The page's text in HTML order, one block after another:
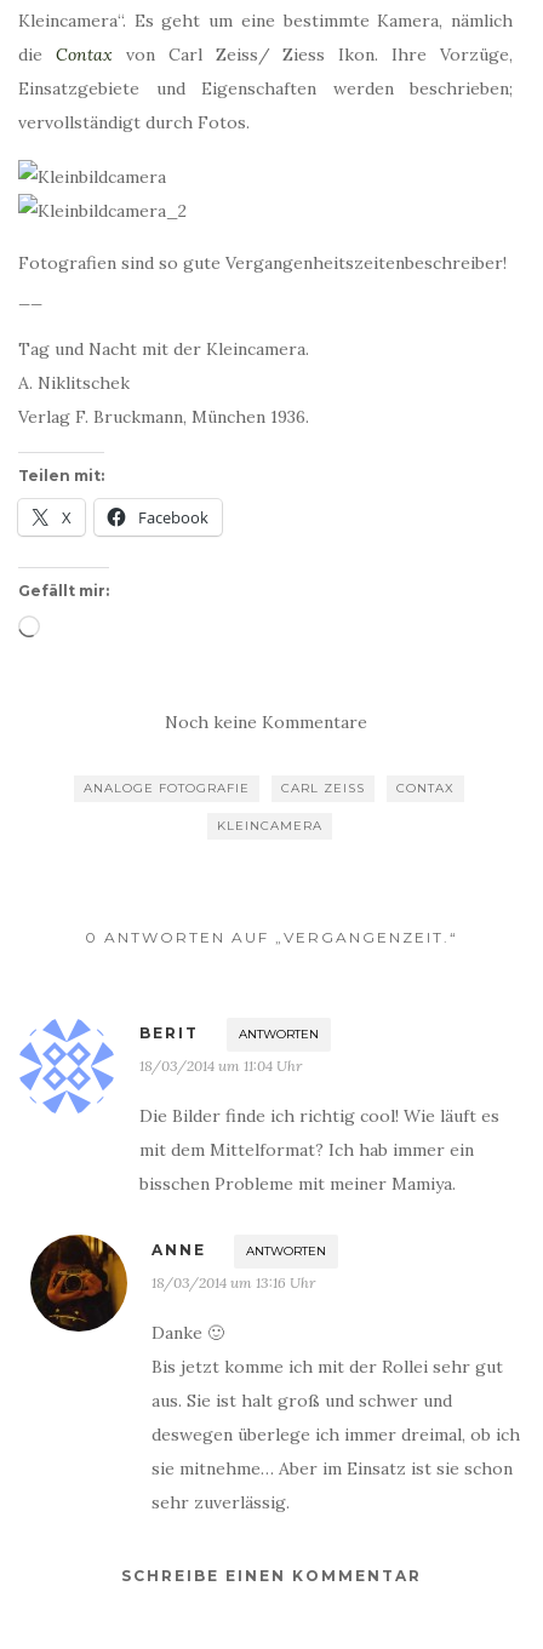
Kleincamera“. Es geht um eine bestimmte Kamera, nämlich
die Contax von Carl Zeiss/ Ziess Ikon. Ihre Vorzüge,
Einsatzgebiete und Eigenschaften werden beschrieben;
vervollständigt durch Fotos.
Fotografien sind so gute Vergangenheitszeitenbeschreiber!
Tag und Nacht mit der Kleincamera.
A. Niklitschek
Verlag F. Bruckmann, München 1936.
Teilen mit:
X Facebook
Gefällt mir:
Wird
Noch keine Kommentare
ANALOGE FOTOGRAFIE CARL ZEISS CONTAX
KLEINCAMERA
0 ANTWORTEN AUF „VERGANGENZEIT.“
BERIT ANTWORTEN
18/03/2014 um 11:04 Uhr
Die Bilder finde ich richtig cool! Wie läuft es
mit dem Mittelformat? Ich hab immer ein
bisschen Probleme mit meiner Mamiya.
ANNE ANTWORTEN
18/03/2014 um 13:16 Uhr
Danke 🙂
Bis jetzt komme ich mit der Rollei sehr gut
aus. Sie ist halt groß und schwer und
deswegen überlege ich immer dreimal, ob ich
sie mitnehme… Aber im Einsatz ist sie schon
sehr zuverlässig.
SCHREIBE EINEN KOMMENTAR